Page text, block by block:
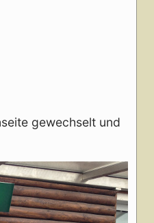
gewechselt und